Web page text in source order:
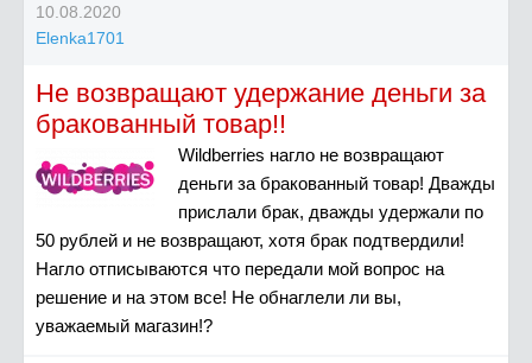
10.08.2020
Elenka1701
Не возвращают удержание деньги за
бракованный товар!!
Wildberries нагло не возвращают
деньги за бракованный товар! Дважды
прислали брак, дважды удержали по
50 рублей и не возвращают, хотя брак подтвердили!
Нагло отписываются что передали мой вопрос на
решение и на этом все! Не обнаглели ли вы,
уважаемый магазин!?